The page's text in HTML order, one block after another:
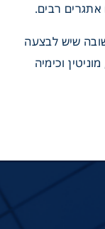
רבים.
שיש לבצעה
וכימיה